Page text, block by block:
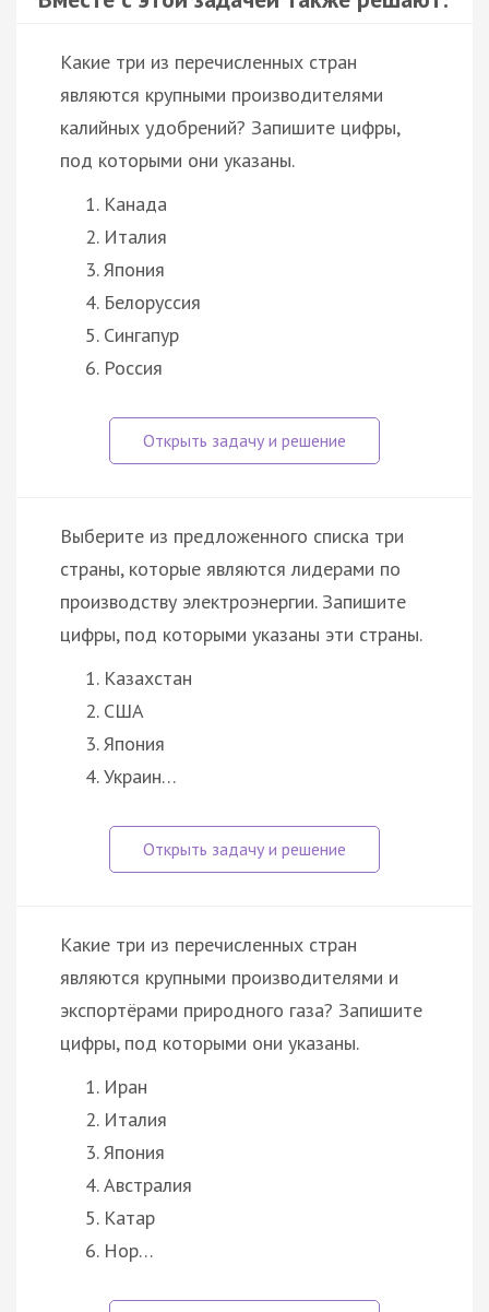
Какие три из перечисленных стран
являются крупными производителями
калийных удобрений? Запишите цифры,
под которыми они указаны.
Канада
Италия
Япония
Белоруссия
Сингапур
Россия
Выберите из предложенного списка три
страны, которые являются лидерами по
производству электроэнергии. Запишите
цифры, под которыми указаны эти страны.
Казахстан
США
Япония
Украин…
Какие три из перечисленных стран
являются крупными производителями и
экспортёрами природного газа? Запишите
цифры, под которыми они указаны.
Иран
Италия
Япония
Австралия
Катар
Нор…